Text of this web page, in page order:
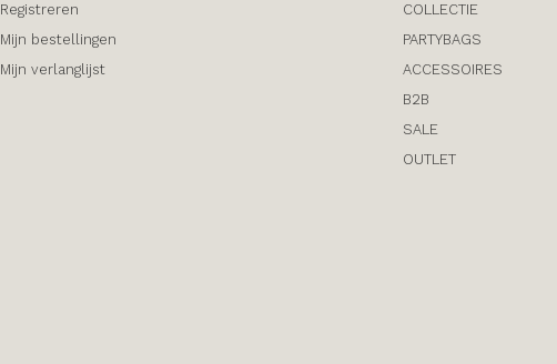
Registreren
Mijn bestellingen
Mijn verlanglijst
COLLECTIE
PARTYBAGS
ACCESSOIRES
B2B
SALE
OUTLET